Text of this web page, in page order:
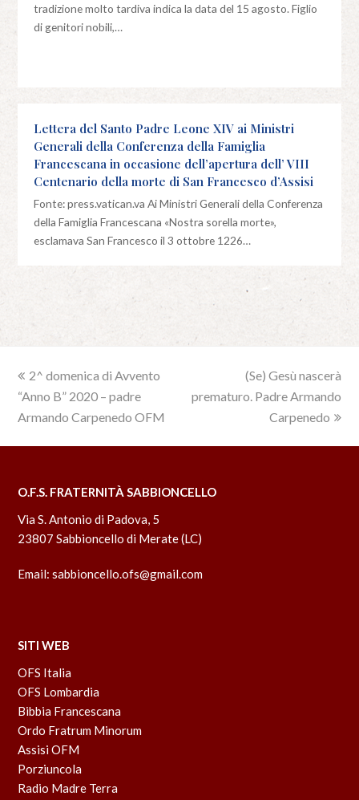
tradizione molto tardiva indica la data del 15 agosto. Figlio
di genitori nobili,…
Lettera del Santo Padre Leone XIV ai Ministri
Generali della Conferenza della Famiglia
Francescana in occasione dell’apertura dell’ VIII
Centenario della morte di San Francesco d’Assisi
Fonte: press.vatican.va Ai Ministri Generali della Conferenza
della Famiglia Francescana «Nostra sorella morte»,
esclamava San Francesco il 3 ottobre 1226…
previous
post:
2^ domenica di Avvento
“Anno B” 2020 – padre
Armando Carpenedo OFM
next
post:
(Se) Gesù nascerà
prematuro. Padre Armando
Carpenedo
O.F.S. FRATERNITÀ SABBIONCELLO
Via S. Antonio di Padova, 5
23807 Sabbioncello di Merate (LC)
Email:sabbioncello.ofs@gmail.com
SITI WEB
OFS Italia
OFS Lombardia
Bibbia Francescana
Ordo Fratrum Minorum
Assisi OFM
Porziuncola
Radio Madre Terra